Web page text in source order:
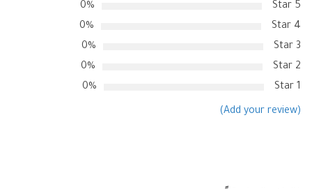
5 Star
0%
4 Star
0%
3 Star
0%
2 Star
0%
1 Star
0%
(Add your review)